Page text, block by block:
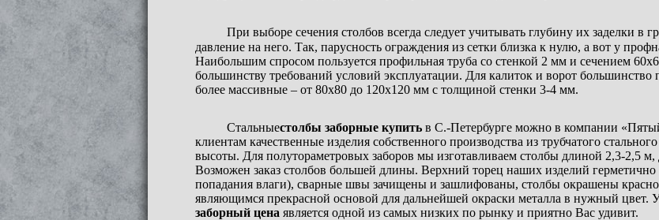
При выборе сечения столбов всегда следует учитывать глубину их заделки в
давление на него. Так, парусность ограждения из сетки близка к нулю, а вот у
Наибольшим спросом пользуется профильная труба со стенкой 2 мм и сечением
большинству требований условий эксплуатации. Для калиток и ворот большинство
более массивные – от 80х80 до 120х120 мм с толщиной стенки 3-4 мм.
Стальныестолбы заборные купить в С.-Петербурге можно в компании
клиентам качественные изделия собственного производства из трубчатого
высоты. Для полутораметровых заборов мы изготавливаем столбы длиной 2,3-2,5
Возможен заказ столбов большей длины. Верхний торец наших изделий герметично
попадания влаги), сварные швы зачищены и зашлифованы, столбы окрашены
являющимся прекрасной основой для дальнейшей окраски металла в нужный цвет.
заборный цена является одной из самых низких по рынку и приятно Вас удивит.